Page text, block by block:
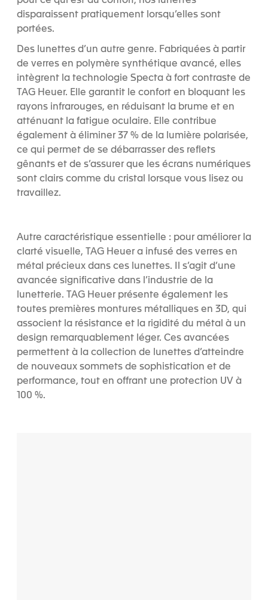
disparaissent pratiquement lorsqu’elles sont
portées.
Des lunettes d’un autre genre. Fabriquées à partir
de verres en polymère synthétique avancé, elles
intègrent la technologie Specta à fort contraste de
TAG Heuer. Elle garantit le confort en bloquant les
rayons infrarouges, en réduisant la brume et en
atténuant la fatigue oculaire. Elle contribue
également à éliminer 37 % de la lumière polarisée,
ce qui permet de se débarrasser des reflets
gênants et de s’assurer que les écrans numériques
sont clairs comme du cristal lorsque vous lisez ou
travaillez.
Autre caractéristique essentielle : pour améliorer la
clarté visuelle, TAG Heuer a infusé des verres en
métal précieux dans ces lunettes. Il s’agit d’une
avancée significative dans l’industrie de la
lunetterie. TAG Heuer présente également les
toutes premières montures métalliques en 3D, qui
associent la résistance et la rigidité du métal à un
design remarquablement léger. Ces avancées
permettent à la collection de lunettes d’atteindre
de nouveaux sommets de sophistication et de
performance, tout en offrant une protection UV à
100 %.